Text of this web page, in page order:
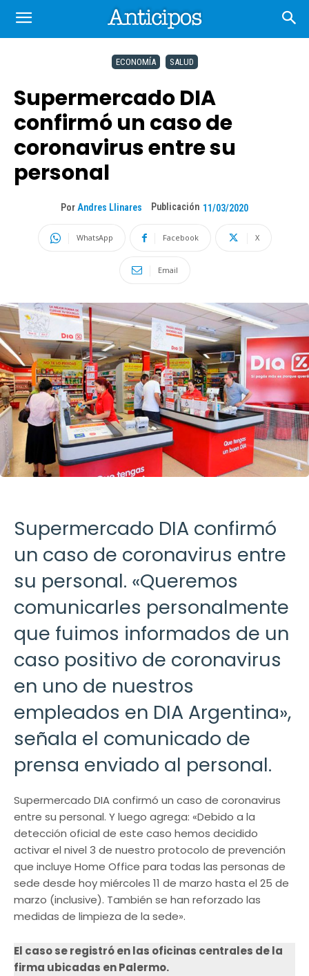
ECONOMÍA SALUD
Supermercado DIA
confirmó un caso de
coronavirus entre su
personal
Por Andres Llinares Publicación 11/03/2020
WhatsApp Facebook X
Email
Supermercado DIA confirmó
un caso de coronavirus entre
su personal. «Queremos
comunicarles personalmente
que fuimos informados de un
caso positivo de coronavirus
en uno de nuestros
empleados en DIA Argentina»,
señala el comunicado de
prensa enviado al personal.
Supermercado DIA confirmó un caso de coronavirus
entre su personal. Y luego agrega: «Debido a la
detección oficial de este caso hemos decidido
activar el nivel 3 de nuestro protocolo de prevención
que incluye Home Office para todas las personas de
sede desde hoy miércoles 11 de marzo hasta el 25 de
marzo (inclusive). También se han reforzado las
medidas de limpieza de la sede».
El caso se registró en las oficinas centrales de la
firma ubicadas en Palermo.